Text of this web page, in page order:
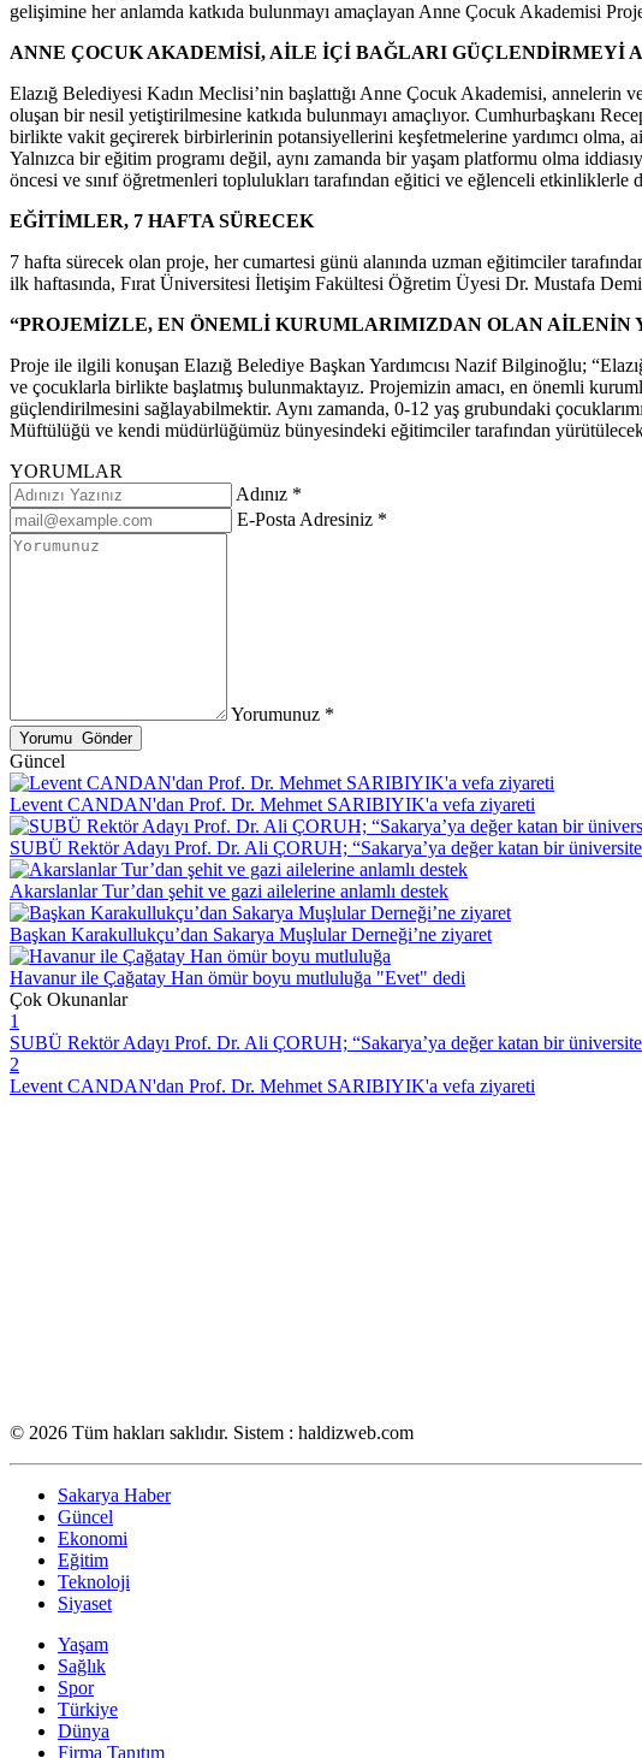
gelişimine her anlamda katkıda bulunmayı amaçlayan Anne Çocuk Akademisi
ANNE ÇOCUK AKADEMİSİ, AİLE İÇİ BAĞLARI GÜÇLENDİRMEYİ
Elazığ Belediyesi Kadın Meclisi’nin başlattığı Anne Çocuk Akademisi, annelerin
oluşan bir nesil yetiştirilmesine katkıda bulunmayı amaçlıyor. Cumhurbaşkanı
birlikte vakit geçirerek birbirlerinin potansiyellerini keşfetmelerine yardımcı olma,
Yalnızca bir eğitim programı değil, aynı zamanda bir yaşam platformu olma
öncesi ve sınıf öğretmenleri toplulukları tarafından eğitici ve eğlenceli etkinliklerle
EĞİTİMLER, 7 HAFTA SÜRECEK
7 hafta sürecek olan proje, her cumartesi günü alanında uzman eğitimciler
ilk haftasında, Fırat Üniversitesi İletişim Fakültesi Öğretim Üyesi Dr. Mustafa
“PROJEMİZLE, EN ÖNEMLİ KURUMLARIMIZDAN OLAN AİLENİN
Proje ile ilgili konuşan Elazığ Belediye Başkan Yardımcısı Nazif Bilginoğlu;
ve çocuklarla birlikte başlatmış bulunmaktayız. Projemizin amacı, en önemli
güçlendirilmesini sağlayabilmektir. Aynı zamanda, 0-12 yaş grubundaki
Müftülüğü ve kendi müdürlüğümüz bünyesindeki eğitimciler tarafından
YORUMLAR
Adınız *
E-Posta Adresiniz *
Yorumunuz *
Güncel
Levent CANDAN'dan Prof. Dr. Mehmet SARIBIYIK'a vefa ziyareti
SUBÜ Rektör Adayı Prof. Dr. Ali ÇORUH; “Sakarya’ya değer katan bir
Akarslanlar Tur’dan şehit ve gazi ailelerine anlamlı destek
Başkan Karakullukçu’dan Sakarya Muşlular Derneği’ne ziyaret
Havanur ile Çağatay Han ömür boyu mutluluğa "Evet" dedi
Çok Okunanlar
1
SUBÜ Rektör Adayı Prof. Dr. Ali ÇORUH; “Sakarya’ya değer katan bir
2
Levent CANDAN'dan Prof. Dr. Mehmet SARIBIYIK'a vefa ziyareti
© 2026 Tüm hakları saklıdır. Sistem : haldizweb.com
Sakarya Haber
Güncel
Ekonomi
Eğitim
Teknoloji
Siyaset
Yaşam
Sağlık
Spor
Türkiye
Dünya
Firma Tanıtım